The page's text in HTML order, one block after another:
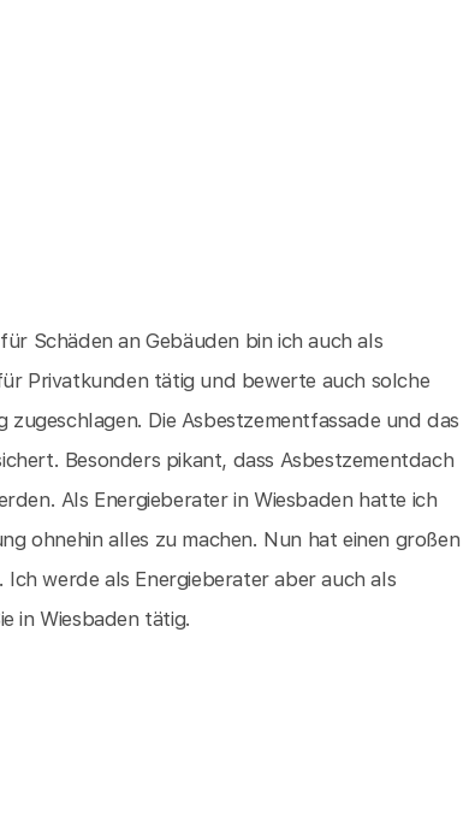
Schäden an Gebäuden bin ich auch als
Privatkunden tätig und bewerte auch solche
Die Asbestzementfassade und das
Besonders pikant, dass Asbestzementdach
Als Energieberater in Wiesbaden hatte ich
ohnehin alles zu machen. Nun hat einen großen
werde als Energieberater aber auch als
in Wiesbaden tätig.